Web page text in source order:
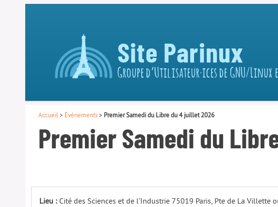
Site Parinux
Groupe d’Utilisateur·ices de GNU/
Accueil > Événements> Premier Samedi du Libre du 4 juillet 2026
Premier Samedi du
Lieu : Cité des Sciences et de l’Industrie 75019 Paris, Pte de La Villette